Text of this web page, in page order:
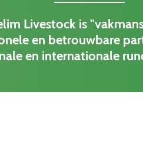
Livestock is
en betrouwbare
en internationale